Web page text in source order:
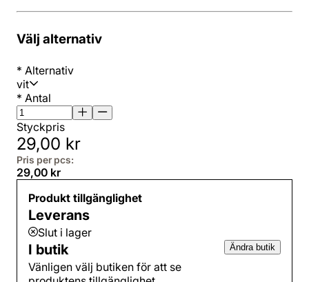
Välj alternativ
* Alternativ
vit
* Antal
Styckpris
29,00 kr
Pris per pcs:
29,00 kr
Produkt tillgänglighet
Leverans
Slut i lager
I butik
Vänligen välj butiken för att se
Ändra butik